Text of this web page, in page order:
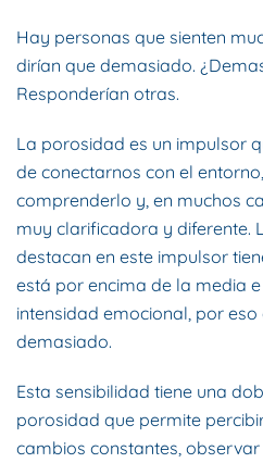
Hay personas que sienten
dirían que demasiado.
Responderían otras.
La porosidad es un impulsor
de conectarnos con el
comprenderlo y, en muchos
muy clarificadora y diferente.
destacan en este impulsor
está por encima de la media
intensidad emocional, por eso
demasiado.
Esta sensibilidad tiene una
porosidad que permite
cambios constantes,